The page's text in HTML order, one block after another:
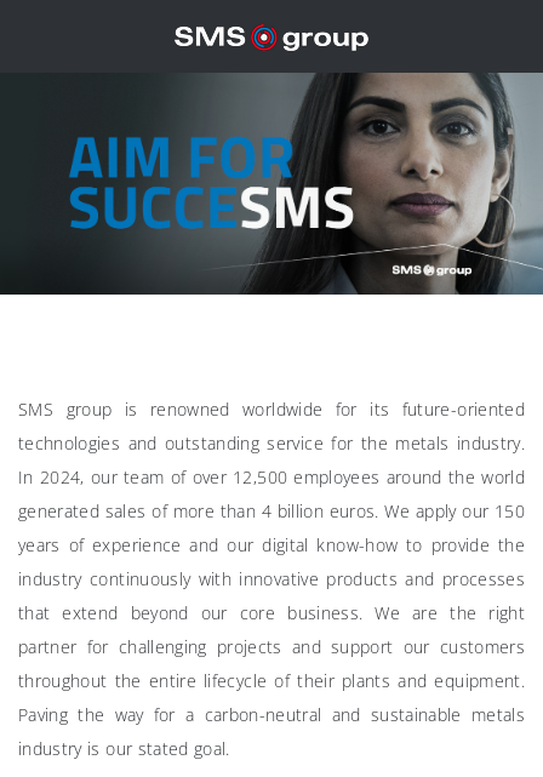
SMS group is renowned worldwide for its future-oriented
technologies and outstanding service for the metals industry.
In 2024, our team of over 12,500 employees around the world
generated sales of more than 4 billion euros. We apply our 150
years of experience and our digital know-how to provide the
industry continuously with innovative products and processes
that extend beyond our core business. We are the right
partner for challenging projects and support our customers
throughout the entire lifecycle of their plants and equipment.
Paving the way for a carbon-neutral and sustainable metals
industry is our stated goal.